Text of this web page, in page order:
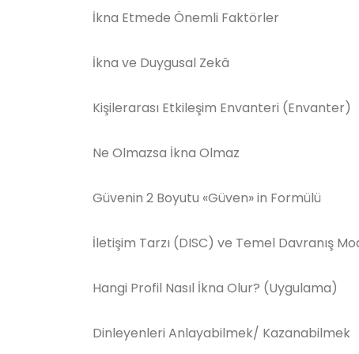
İkna Etmede Önemli Faktörler
İkna ve Duygusal Zekâ
Kişilerarası Etkileşim Envanteri (Envanter)
Ne Olmazsa İkna Olmaz
Güvenin 2 Boyutu «Güven» in Formülü
İletişim Tarzı (DISC) ve Temel Davranış
Hangi Profil Nasıl İkna Olur? (Uygulama)
Dinleyenleri Anlayabilmek/ Kazanabilmek